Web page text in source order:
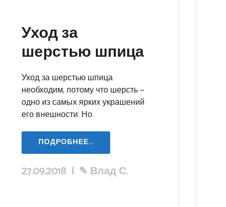
Уход за
шерстью шпица
Уход за шерстью шпица
необходим, потому что шерсть —
одно из самых ярких украшений
его внешности. Но
ПОДРОБНЕЕ...
27.09.2018 | ✎ Влад С.